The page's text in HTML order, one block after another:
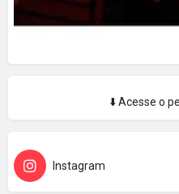
⬇️ Acesse o
Instagram